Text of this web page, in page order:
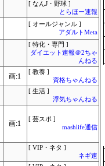
[ なんJ・野球 ]
とらほー速報
[ オールジャンル ]
アダルトMeta
[ 特化・専門 ]
ダイエット速報＠2ちゃ
んねる
画:1
[ 教養 ]
資格ちゃんねる
[ 生活 ]
浮気ちゃんねる
画:1
[ 芸スポ ]
mashlife通信
[ VIP・ネタ ]
ネギ速